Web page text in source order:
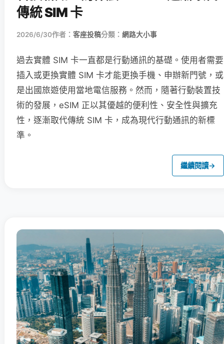
傳統 SIM 卡
2026/6/30作者： 客座投稿分類： 網路大小事
過去實體 SIM 卡一直都是行動通訊的基礎。使用者需要
插入或更換實體 SIM 卡才能更換手機、申辦新門號，或
是出國旅遊使用當地電信服務。然而，隨著行動裝置技
術的發展，eSIM 正以其優越的便利性、安全性與擴充
性，逐漸取代傳統 SIM 卡，成為現代行動通訊的新標
準。
繼續閱讀→